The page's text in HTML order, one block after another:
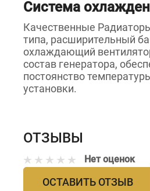
Система
Качественные
типа, расширительный
охлаждающий
состав генератора,
постоянство
установки.
ОТЗЫВЫ
Нет оценок
ОСТАВИТЬ ОТЗЫВ